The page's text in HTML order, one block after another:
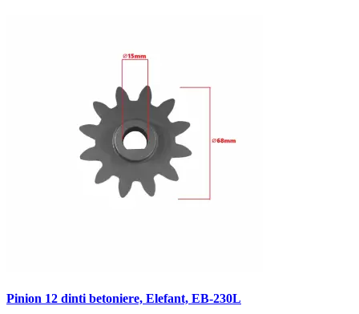
Pinion 12 dinti betoniere, Elefant, EB-230L